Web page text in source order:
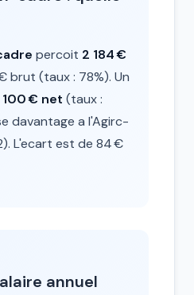
percoit 2 184 €
brut (taux : 78%). Un
100 € net (taux :
davantage a l'Agirc-
L'ecart est de 84 €
annuel